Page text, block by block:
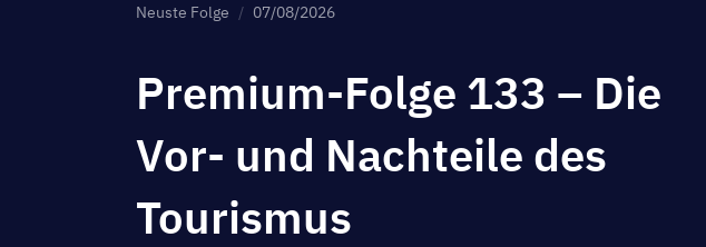
Neuste Folge 07/08/2026
Premium-Folge 133 – Die
Vor- und Nachteile des
Tourismus